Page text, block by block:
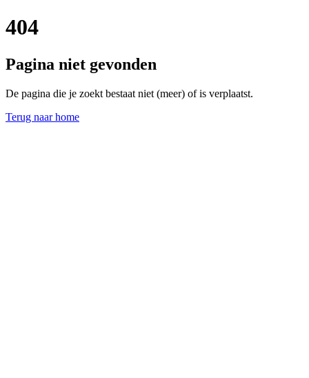
404
Pagina niet gevonden
De pagina die je zoekt bestaat niet (meer) of is verplaatst.
Terug naar home